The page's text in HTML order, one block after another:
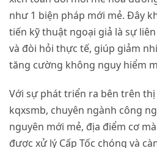
như 1 biện pháp mới mẻ. Đây
tiến kỹ thuật ngoại giả là sự
và đòi hỏi thực tế, giúp giảm
tăng cường không nguy hiểm
Với sự phát triển ra bên trên
kqxsmb, chuyên ngành công
nguyên mới mẻ, địa điểm cơ
được xử lý Cấp Tốc chóng và